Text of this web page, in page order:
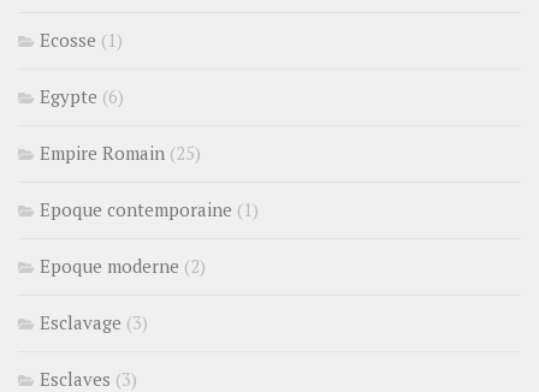
Ecosse (1)
Egypte (6)
Empire Romain (25)
Epoque contemporaine (1)
Epoque moderne (2)
Esclavage (3)
Esclaves (3)